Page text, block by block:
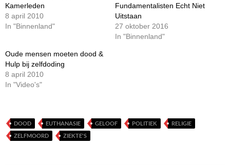
Kamerleden
8 april 2010
In "Binnenland"
Fundamentalisten Echt Niet
Uitstaan
27 oktober 2016
In "Binnenland"
Oude mensen moeten dood &
Hulp bij zelfdoding
8 april 2010
In "Video's"
DOOD EUTHANASIE GELOOF POLITIEK
RELIGIE
ZELFMOORD
ZIEKTE'S